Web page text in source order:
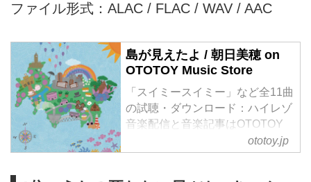
ファイル形式：ALAC / FLAC / WAV / AAC
島が見えたよ / 朝日美穂 on
OTOTOY Music Store
「スイミースイミー」など全11曲
の試聴・ダウンロード：ハイレゾ
音楽配信と音楽記事はOTOTOY
で！ ７年ぶりのフル・アルバ
ム。朝日美穂を十数年間、支え続
ototoy.jp